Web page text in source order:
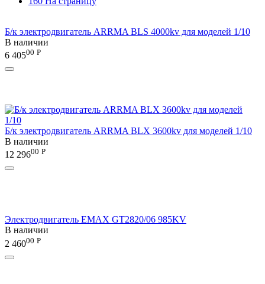
Б/к электродвигатель ARRMA BLS 4000kv для моделей 1/10
В наличии
6 40500 Р
Б/к электродвигатель ARRMA BLX 3600kv для моделей 1/10
В наличии
12 29600 Р
Электродвигатель EMAX GT2820/06 985KV
В наличии
2 46000 Р